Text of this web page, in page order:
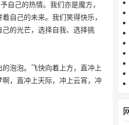
己的热情。我们亦是魔方，
自己的未来。我们笑得快乐，
的光芒，选择自我、选择挑
泡泡。飞快向着上方，直冲上
，直冲上天际，冲上云宵，冲